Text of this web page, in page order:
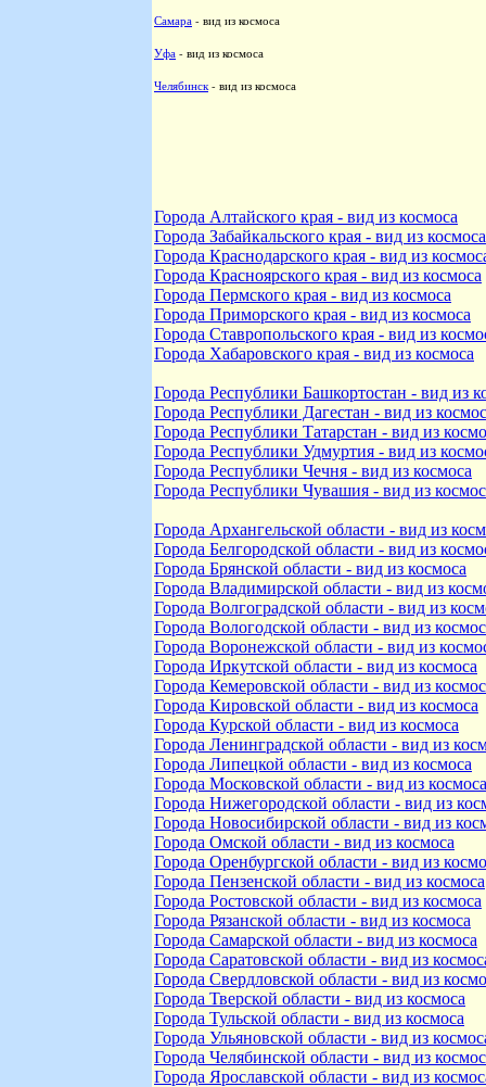
Самара - вид из космоса
Уфа - вид из космоса
Челябинск - вид из космоса
Города Алтайского края - вид из космоса
Города Забайкальского края - вид из космоса
Города Краснодарского края - вид из
Города Красноярского края - вид из космоса
Города Пермского края - вид из космоса
Города Приморского края - вид из космоса
Города Ставропольского края - вид из
Города Хабаровского края - вид из космоса
Города Республики Башкортостан - вид из
Города Республики Дагестан - вид из
Города Республики Татарстан - вид из
Города Республики Удмуртия - вид из
Города Республики Чечня - вид из космоса
Города Республики Чувашия - вид из
Города Архангельской области - вид из
Города Белгородской области - вид из
Города Брянской области - вид из космоса
Города Владимирской области - вид из
Города Волгоградской области - вид из
Города Вологодской области - вид из
Города Воронежской области - вид из
Города Иркутской области - вид из космоса
Города Кемеровской области - вид из
Города Кировской области - вид из космоса
Города Курской области - вид из космоса
Города Ленинградской области - вид из
Города Липецкой области - вид из космоса
Города Московской области - вид из космоса
Города Нижегородской области - вид из
Города Новосибирской области - вид из
Города Омской области - вид из космоса
Города Оренбургской области - вид из
Города Пензенской области - вид из космоса
Города Ростовской области - вид из космоса
Города Рязанской области - вид из космоса
Города Самарской области - вид из космоса
Города Саратовской области - вид из
Города Свердловской области - вид из
Города Тверской области - вид из космоса
Города Тульской области - вид из космоса
Города Ульяновской области - вид из
Города Челябинской области - вид из
Города Ярославской области - вид из